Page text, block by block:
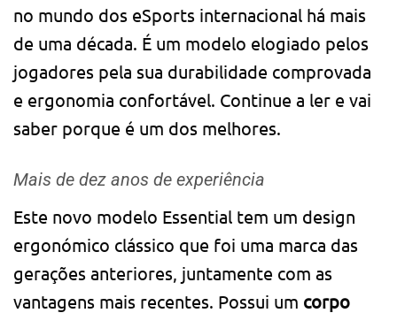
no mundo dos eSports internacional há mais
de uma década. É um modelo elogiado pelos
jogadores pela sua durabilidade comprovada
e ergonomia confortável. Continue a ler e vai
saber porque é um dos melhores.
Mais de dez anos de experiência
Este novo modelo Essential tem um design
ergonómico clássico que foi uma marca das
gerações anteriores, juntamente com as
vantagens mais recentes. Possui um corpo